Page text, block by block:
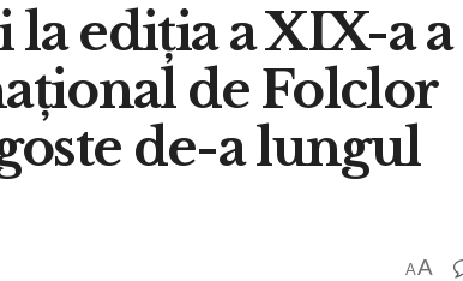
ediția a XIX-a a
de Folclor
de-a lungul
AA